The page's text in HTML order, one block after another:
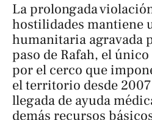
La prolongada
hostilidades mantiene
humanitaria agravada
paso de Rafah, el
por el cerco que
el territorio desde
llegada de ayuda
demás recursos